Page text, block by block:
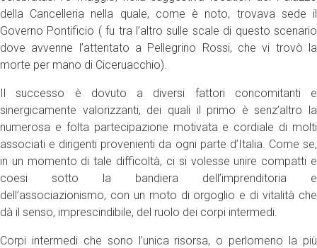
della Cancelleria nella quale, come è noto, trovava sede il
Governo Pontificio ( fu tra l’altro sulle scale di questo scenario
dove avvenne l’attentato a Pellegrino Rossi, che vi trovò la
morte per mano di Ciceruacchio).
Il successo è dovuto a diversi fattori concomitanti e
sinergicamente valorizzanti, dei quali il primo è senz’altro la
numerosa e folta partecipazione motivata e cordiale di molti
associati e dirigenti provenienti da ogni parte d’Italia. Come se,
in un momento di tale difficoltà, ci si volesse unire compatti e
coesi sotto la bandiera dell’imprenditoria e
dell’associazionismo, con un moto di orgoglio e di vitalità che
dà il senso, imprescindibile, del ruolo dei corpi intermedi.
Corpi intermedi che sono l’unica risorsa, o perlomeno la più